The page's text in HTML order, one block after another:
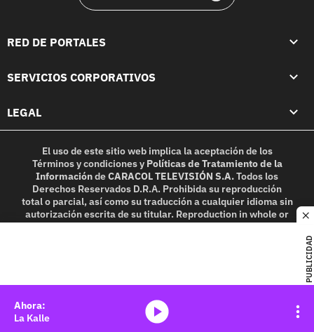
PUBLICIDAD
RED DE PORTALES
SERVICIOS CORPORATIVOS
LEGAL
El uso de este sitio web implica la aceptación de los
Términos y condicionesy Políticas de Tratamiento de la
InformacióndeCARACOL TELEVISIÓN S.A.Todos los
Derechos Reservados D.R.A. Prohibida su reproducción
total o parcial, así como su traducción a cualquier idioma sin
autorización escrita de su titular. Reproduction in whole or
in part, or translation without written permission is
La Kalle